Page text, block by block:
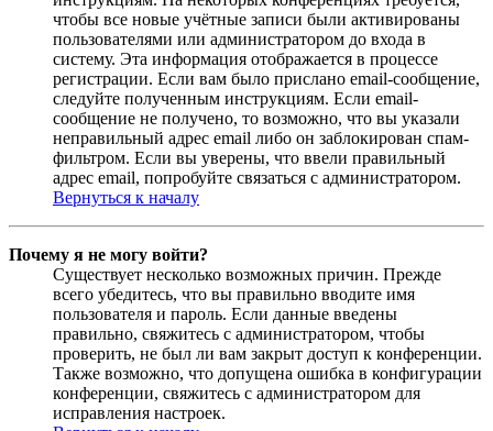
чтобы все новые учётные записи были активированы
пользователями или администратором до входа в
систему. Эта информация отображается в процессе
регистрации. Если вам было прислано email-сообщение,
следуйте полученным инструкциям. Если email-
сообщение не получено, то возможно, что вы указали
неправильный адрес email либо он заблокирован спам-
фильтром. Если вы уверены, что ввели правильный
адрес email, попробуйте связаться с администратором.
Вернуться к началу
Почему я не могу войти?
Существует несколько возможных причин. Прежде
всего убедитесь, что вы правильно вводите имя
пользователя и пароль. Если данные введены
правильно, свяжитесь с администратором, чтобы
проверить, не был ли вам закрыт доступ к конференции.
Также возможно, что допущена ошибка в конфигурации
конференции, свяжитесь с администратором для
исправления настроек.